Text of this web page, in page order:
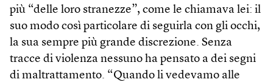
più “delle loro stranezze”, come le chiamava lei: il
suo modo così particolare di seguirla con gli occhi,
la sua sempre più grande discrezione. Senza
tracce di violenza nessuno ha pensato a dei segni
di maltrattamento. “Quando li vedevamo alle